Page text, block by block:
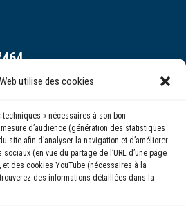
utilise des cookies
» nécessaires à son bon
d’audience (génération des statistiques
site afin d’analyser la navigation et d’améliorer
(en vue du partage de l’URL d’une page
des cookies YouTube (nécessaires à la
des informations détaillées dans la
0B4